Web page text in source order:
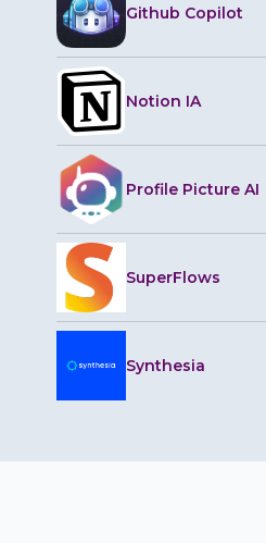
Github Copilot
Notion IA
Profile Picture AI
SuperFlows
Synthesia